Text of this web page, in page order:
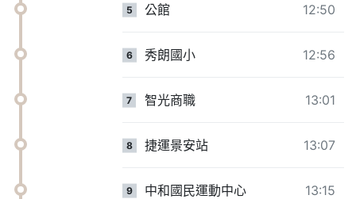
5 公館 12:50
6 秀朗國小 12:56
7 智光商職 13:01
8 捷運景安站 13:07
9 中和國民運動中心 13:15